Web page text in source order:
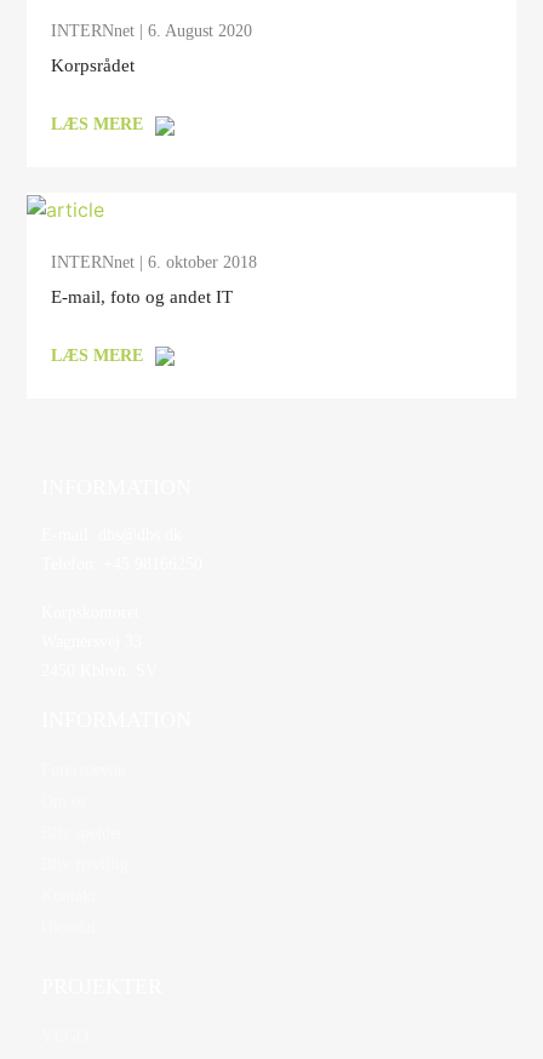
INTERNnet | 6. August 2020
Korpsrådet
LÆS MERE
INTERNnet | 6. oktober 2018
E-mail, foto og andet IT
LÆS MERE